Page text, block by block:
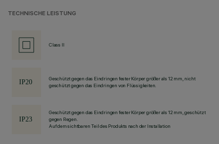
TECHNISCHE LEISTUNG
Class II
Geschützt gegen das Eindringen fester Körper größer als 12 mm, nicht
geschützt gegen das Eindringen von Flüssigkeiten.
Geschützt gegen das Eindringen fester Körper größer als 12 mm, geschützt
gegen Regen.
Auf dem sichtbaren Teil des Produkts nach der Installation